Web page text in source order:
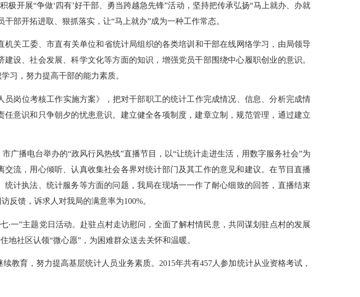
极开展“争做‘ 四有’好干部、勇当跨越急先锋”活动，坚持把传承弘扬“马上就办、办就
干部开拓进取、狠抓落实，让“马上就办”成为一种工作常态。
关工委、市直有关单位和省统计局组织的各类培训和干部在线网络学习，由局领导
设、社会发展、科学文化等方面的知识，增强党员干部围绕中心履职创业的意识。
习，努力提高干部的能力素质。
岗位考核工作实施方案》，把对干部职工的统计工作完成情况、信息、分析完成情
意识和只争朝夕的忧患意识。建立健全各项制度，建章立制，规范管理，通过建立
广播电台举办的“政风行风热线”直播节目，以“让统计走进生活，用数字服务社会”为
流，用心倾听、认真收集社会各界对统计部门及其工作的意见和建议。在节目直播
统计执法、统计服务等方面的问题，我局在现场一一作了耐心细致的回答，直播结束
反馈，诉求人对我局的满意率为100%。
七·一”主题党日活动。赴驻点村走访慰问，全面了解村情民意，共同谋划驻点村的发展
地社区认领“微心愿”，为困难群众送去关怀和温暖。
教育，努力提高基层统计人员业务素质。 2015年共有457 人参加统计从业资格考试，